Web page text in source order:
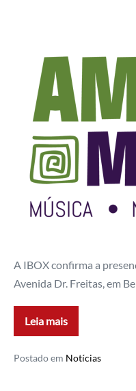
A IBOX confirma a
Avenida Dr. Freitas, em
Leia mais
Postado em Notícias